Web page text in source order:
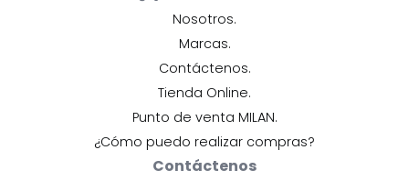
Nosotros.
Marcas.
Contáctenos.
Tienda Online.
Punto de venta MILAN.
¿Cómo puedo realizar compras?
Contáctenos